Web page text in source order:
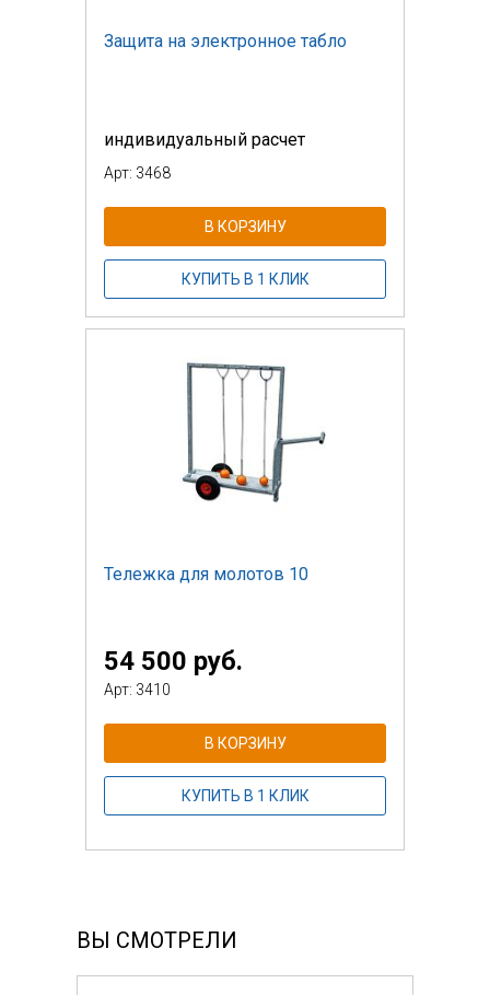
Защита на электронное табло
индивидуальный расчет
Арт: 3468
В КОРЗИНУ
КУПИТЬ В 1 КЛИК
Тележка для молотов 10
54 500 руб.
Арт: 3410
В КОРЗИНУ
КУПИТЬ В 1 КЛИК
ВЫ СМОТРЕЛИ